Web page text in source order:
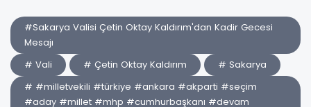
#Sakarya Valisi Çetin Oktay Kaldırım'dan Kadir Gecesi
Mesajı
# Vali
# Çetin Oktay Kaldırım
# Sakarya
# #milletvekili #türkiye #ankara #akparti #seçim
#aday #millet #mhp #cumhurbaşkanı #devam